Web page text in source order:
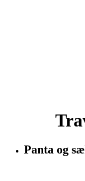
Panta og